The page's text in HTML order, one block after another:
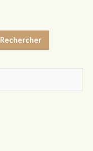
Rechercher